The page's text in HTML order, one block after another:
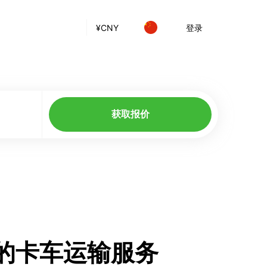
¥CNY 登录
获取报价
卡车运输服务